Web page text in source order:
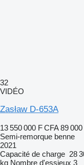
32
VIDÉO
Zasław D-653A
13 550 000 F CFA 89
Semi-remorque benne
2021
Capacité de charge 28
kg Nombre d'essieux 3